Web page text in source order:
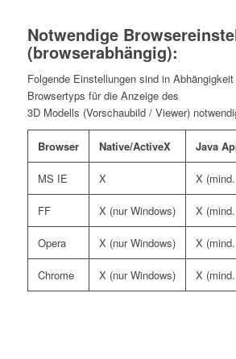
Notwendige
(browserabhängig):
Folgende Einstellungen sind in
Browsertyps für die Anzeige des
3D Modells (Vorschaubild / Viewer)
Browser Native/ActiveX Java
MS IE X X
FF X (nur Windows) X
Opera X (nur Windows) X
Chrome X (nur Windows) X